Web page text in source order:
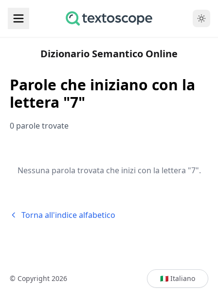
Dizionario Semantico Online
Parole che iniziano con la
lettera "7"
0 parole trovate
Nessuna parola trovata che inizi con la lettera "7".
Torna all'indice alfabetico
© Copyright 2026